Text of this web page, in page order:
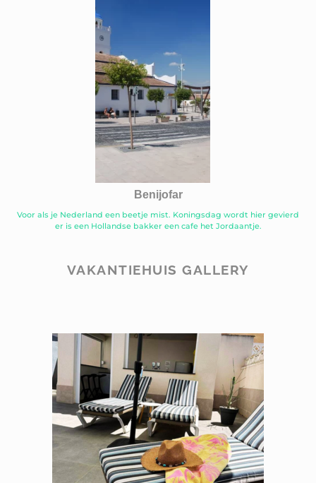
Benijofar
Voor als je Nederland een beetje mist. Koningsdag wordt hier gevierd
er is een Hollandse bakker een cafe het Jordaantje.
VAKANTIEHUIS GALLERY